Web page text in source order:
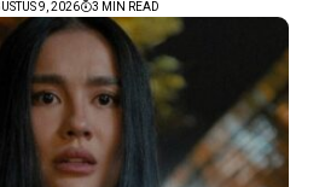
9, 2026 3 MIN READ